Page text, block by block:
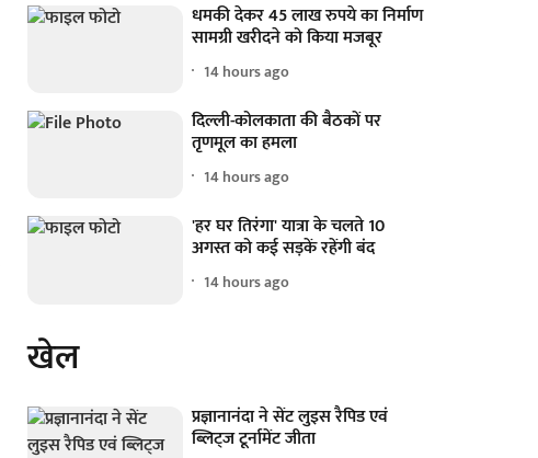
धमकी देकर 45 लाख रुपये का निर्माण
सामग्री खरीदने को किया मजबूर
14 hours ago
दिल्ली-कोलकाता की बैठकों पर
तृणमूल का हमला
14 hours ago
'हर घर तिरंगा' यात्रा के चलते 10
अगस्त को कई सड़कें रहेंगी बंद
14 hours ago
खेल
प्रज्ञानानंदा ने सेंट लुइस रैपिड एवं
ब्लिट्ज टूर्नामेंट जीता